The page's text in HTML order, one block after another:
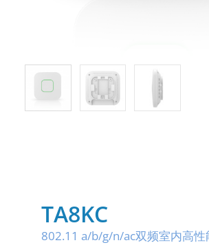
TA8KC
802.11 a/b/g/n/ac双频室内高性